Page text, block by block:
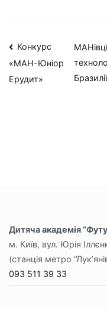
Навігація
записів
Конкурс
«МАН-Юніор
Ерудит»
Бразилії
Дитяча академія
м. Київ, вул. Юрія
(станція метро
093 511 39 33